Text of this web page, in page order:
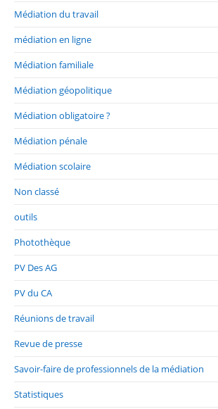
Médiation du travail
médiation en ligne
Médiation familiale
Médiation géopolitique
Médiation obligatoire ?
Médiation pénale
Médiation scolaire
Non classé
outils
Photothèque
PV Des AG
PV du CA
Réunions de travail
Revue de presse
Savoir-faire de professionnels de la médiation
Statistiques